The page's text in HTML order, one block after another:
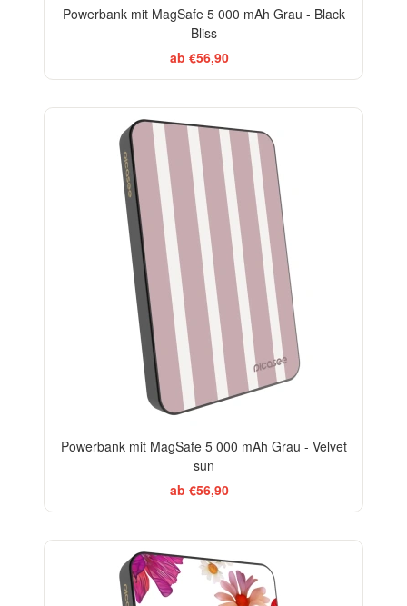
Powerbank mit MagSafe 5 000 mAh Grau - Black
Bliss
ab €56,90
Powerbank mit MagSafe 5 000 mAh Grau - Velvet
sun
ab €56,90